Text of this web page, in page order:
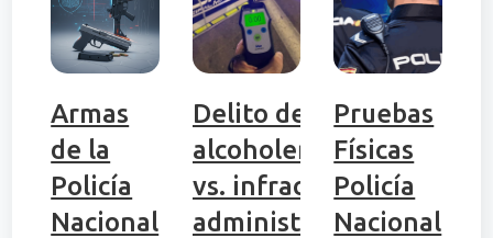
Armas
de la
Policía
Nacional
Delito de
alcoholemia
vs. infracción
administrativa:
Pruebas
Físicas
Policía
Nacional